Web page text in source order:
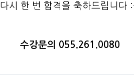
다시 한 번 합격을 축하드립니다
수강문의 055.261.0080